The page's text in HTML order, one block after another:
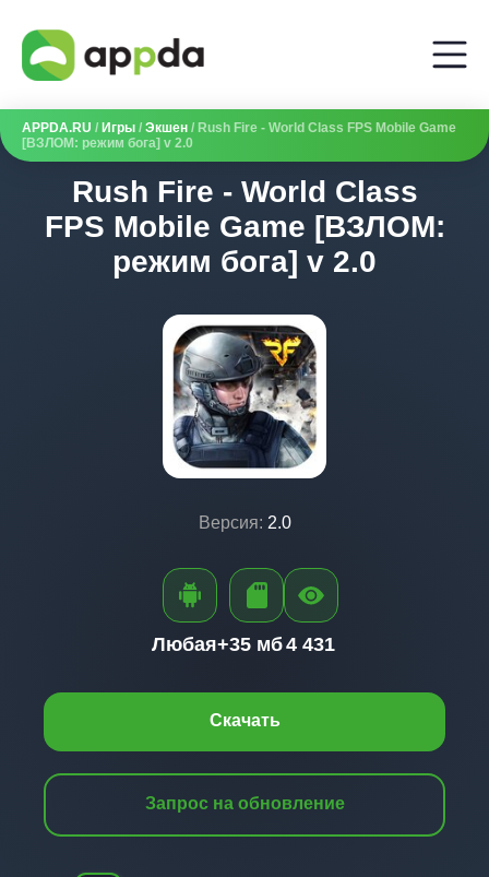
APPDA.RU / Игры / Экшен / Rush Fire - World Class FPS Mobile Game
[ВЗЛОМ: режим бога] v 2.0
Rush Fire - World Class
FPS Mobile Game [ВЗЛОМ:
режим бога] v 2.0
Версия: 2.0
Скачать
Запрос на обновление
Любая+35 мб4 431